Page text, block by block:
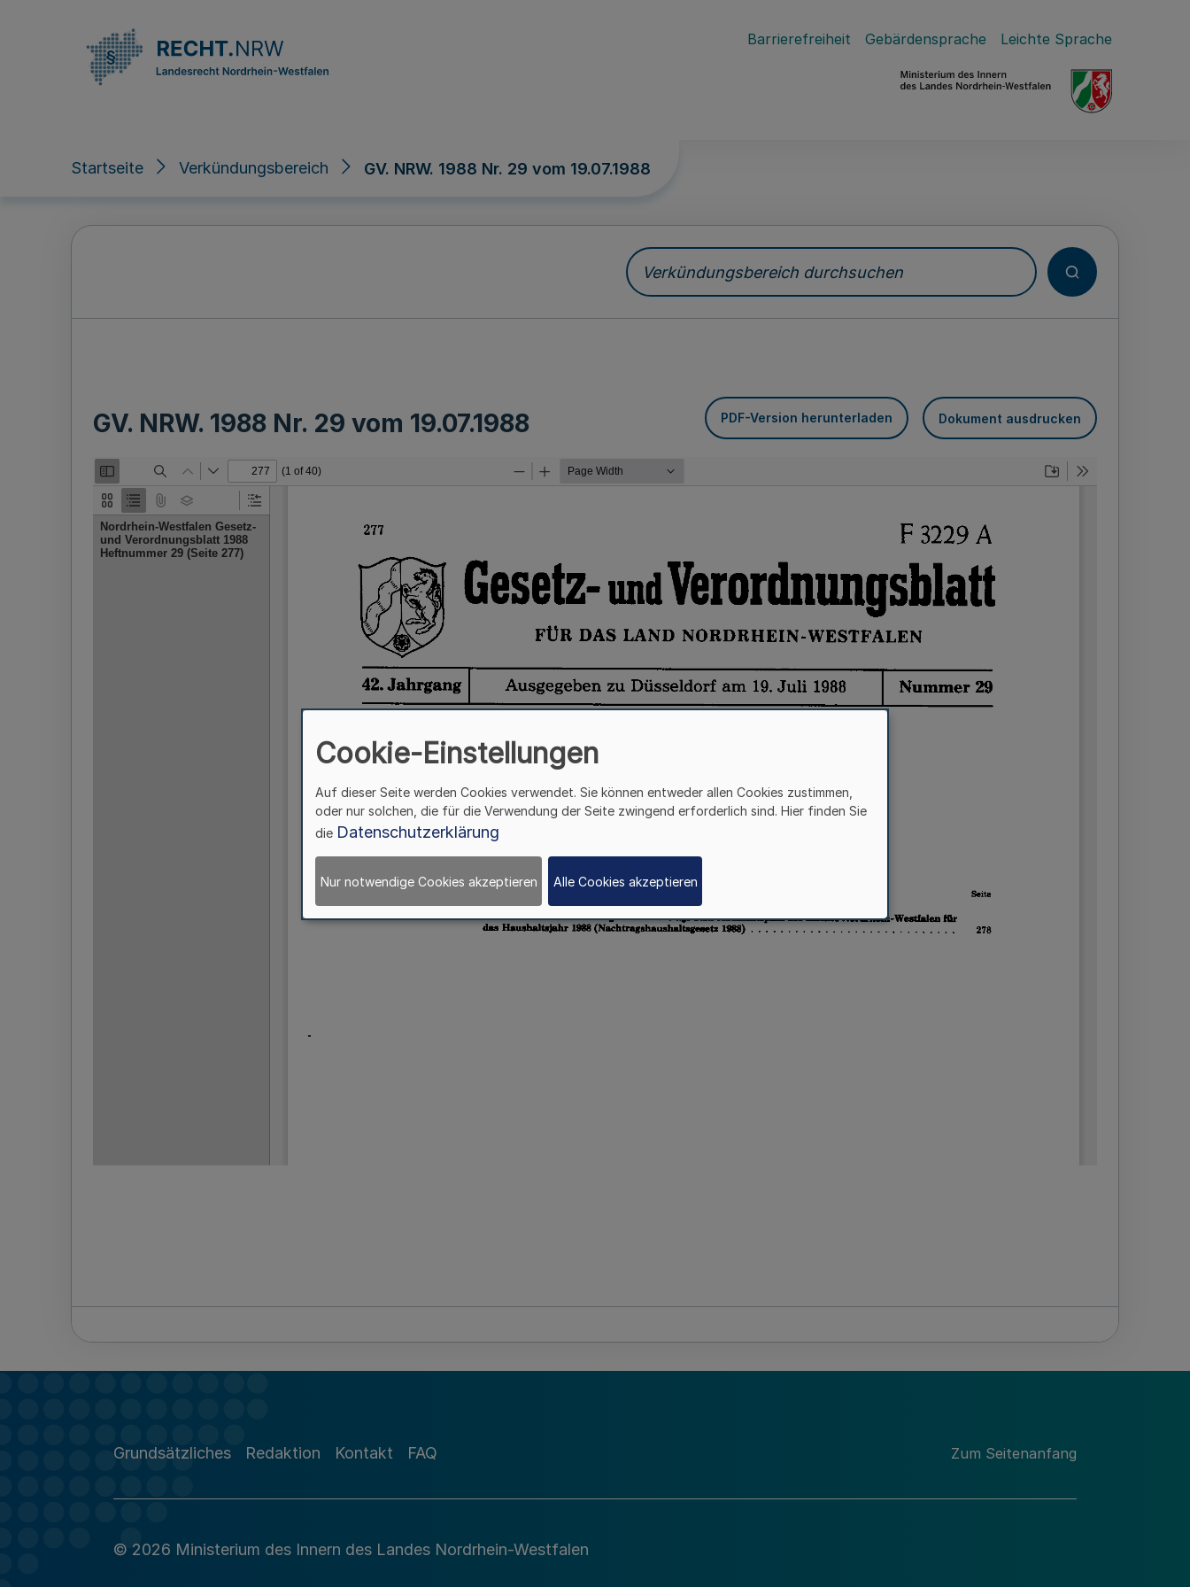
Barrierefreiheit Gebärdensprache Leichte Sprache
Startseite Verkündungsbereich GV. NRW. 1988 Nr. 29 vom 19.07.1988
Verkündungsbereich durchsuchen
GV. NRW. 1988 Nr. 29 vom 19.07.1988 PDF-Version herunterladen Dokument ausdrucken
Grundsätzliches Redaktion Kontakt FAQ Zum Seitenanfang
© 2026 Ministerium des Innern des Landes Nordrhein-Westfalen
Cookie-Einstellungen
Auf dieser Seite werden Cookies verwendet. Sie können entweder allen Cookies zustimmen,
oder nur solchen, die für die Verwendung der Seite zwingend erforderlich sind. Hier finden Sie
die Datenschutzerklärung
Nur notwendige Cookies akzeptieren Alle Cookies akzeptieren